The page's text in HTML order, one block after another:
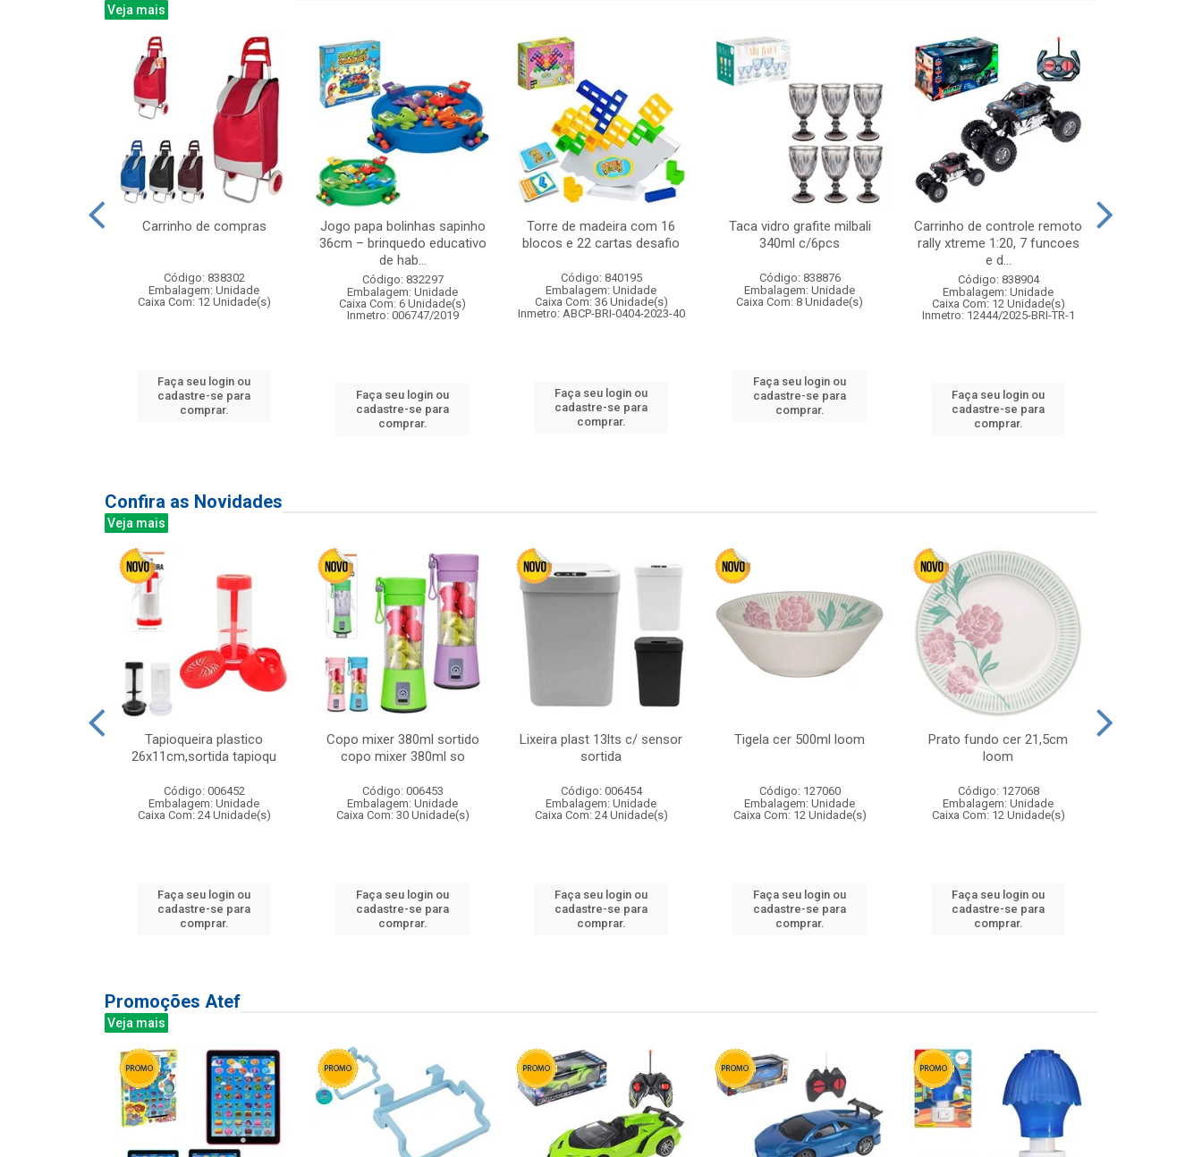
Veja mais
Carrinho de compras
Código: 838302
Embalagem: Unidade
Caixa Com: 12 Unidade(s)
Faça seu login ou
cadastre-se para
comprar.
Jogo papa bolinhas sapinho
36cm – brinquedo educativo
de hab...
Código: 832297
Embalagem: Unidade
Caixa Com: 6 Unidade(s)
Inmetro: 006747/2019
Faça seu login ou
cadastre-se para
comprar.
Torre de madeira com 16
blocos e 22 cartas desafio
Código: 840195
Embalagem: Unidade
Caixa Com: 36 Unidade(s)
Inmetro: ABCP-BRI-0404-2023-40
Faça seu login ou
cadastre-se para
comprar.
Taca vidro grafite milbali
340ml c/6pcs
Código: 838876
Embalagem: Unidade
Caixa Com: 8 Unidade(s)
Faça seu login ou
cadastre-se para
comprar.
Carrinho de controle remoto
rally xtreme 1:20, 7 funcoes
e d...
Código: 838904
Embalagem: Unidade
Caixa Com: 12 Unidade(s)
Inmetro: 12444/2025-BRI-TR-1
Faça seu login ou
cadastre-se para
comprar.
Confira as Novidades
Veja mais
Tapioqueira plastico
26x11cm,sortida tapioqu
Código: 006452
Embalagem: Unidade
Caixa Com: 24 Unidade(s)
Faça seu login ou
cadastre-se para
comprar.
Copo mixer 380ml sortido
copo mixer 380ml so
Código: 006453
Embalagem: Unidade
Caixa Com: 30 Unidade(s)
Faça seu login ou
cadastre-se para
comprar.
Lixeira plast 13lts c/ sensor
sortida
Código: 006454
Embalagem: Unidade
Caixa Com: 24 Unidade(s)
Faça seu login ou
cadastre-se para
comprar.
Tigela cer 500ml loom
Código: 127060
Embalagem: Unidade
Caixa Com: 12 Unidade(s)
Faça seu login ou
cadastre-se para
comprar.
Prato fundo cer 21,5cm
loom
Código: 127068
Embalagem: Unidade
Caixa Com: 12 Unidade(s)
Faça seu login ou
cadastre-se para
comprar.
Promoções Atef
Veja mais